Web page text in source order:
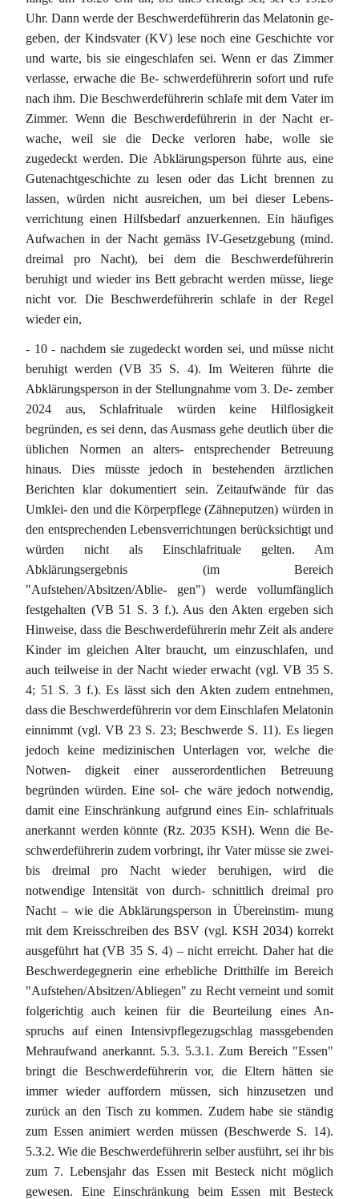
Uhr. Dann werde der Beschwerdeführerin das Melatonin ge-
geben, der Kindsvater (KV) lese noch eine Geschichte vor
und warte, bis sie eingeschlafen sei. Wenn er das Zimmer
verlasse, erwache die Be- schwerdeführerin sofort und rufe
nach ihm. Die Beschwerdeführerin schlafe mit dem Vater im
Zimmer. Wenn die Beschwerdeführerin in der Nacht er-
wache, weil sie die Decke verloren habe, wolle sie
zugedeckt werden. Die Abklärungsperson führte aus, eine
Gutenachtgeschichte zu lesen oder das Licht brennen zu
lassen, würden nicht ausreichen, um bei dieser Lebens-
verrichtung einen Hilfsbedarf anzuerkennen. Ein häufiges
Aufwachen in der Nacht gemäss IV-Gesetzgebung (mind.
dreimal pro Nacht), bei dem die Beschwerdeführerin
beruhigt und wieder ins Bett gebracht werden müsse, liege
nicht vor. Die Beschwerdeführerin schlafe in der Regel
wieder ein,
- 10 - nachdem sie zugedeckt worden sei, und müsse nicht
beruhigt werden (VB 35 S. 4). Im Weiteren führte die
Abklärungsperson in der Stellungnahme vom 3. De- zember
2024 aus, Schlafrituale würden keine Hilflosigkeit
begründen, es sei denn, das Ausmass gehe deutlich über die
üblichen Normen an alters- entsprechender Betreuung
hinaus. Dies müsste jedoch in bestehenden ärztlichen
Berichten klar dokumentiert sein. Zeitaufwände für das
Umklei- den und die Körperpflege (Zähneputzen) würden in
den entsprechenden Lebensverrichtungen berücksichtigt und
würden nicht als Einschlafrituale gelten. Am
Abklärungsergebnis (im Bereich
"Aufstehen/Absitzen/Ablie- gen") werde vollumfänglich
festgehalten (VB 51 S. 3 f.). Aus den Akten ergeben sich
Hinweise, dass die Beschwerdeführerin mehr Zeit als andere
Kinder im gleichen Alter braucht, um einzuschlafen, und
auch teilweise in der Nacht wieder erwacht (vgl. VB 35 S.
4; 51 S. 3 f.). Es lässt sich den Akten zudem entnehmen,
dass die Beschwerdeführerin vor dem Einschlafen Melatonin
einnimmt (vgl. VB 23 S. 23; Beschwerde S. 11). Es liegen
jedoch keine medizinischen Unterlagen vor, welche die
Notwen- digkeit einer ausserordentlichen Betreuung
begründen würden. Eine sol- che wäre jedoch notwendig,
damit eine Einschränkung aufgrund eines Ein- schlafrituals
anerkannt werden könnte (Rz. 2035 KSH). Wenn die Be-
schwerdeführerin zudem vorbringt, ihr Vater müsse sie zwei-
bis dreimal pro Nacht wieder beruhigen, wird die
notwendige Intensität von durch- schnittlich dreimal pro
Nacht – wie die Abklärungsperson in Übereinstim- mung
mit dem Kreisschreiben des BSV (vgl. KSH 2034) korrekt
ausgeführt hat (VB 35 S. 4) – nicht erreicht. Daher hat die
Beschwerdegegnerin eine erhebliche Dritthilfe im Bereich
"Aufstehen/Absitzen/Abliegen" zu Recht verneint und somit
folgerichtig auch keinen für die Beurteilung eines An-
spruchs auf einen Intensivpflegezugschlag massgebenden
Mehraufwand anerkannt. 5.3. 5.3.1. Zum Bereich "Essen"
bringt die Beschwerdeführerin vor, die Eltern hätten sie
immer wieder auffordern müssen, sich hinzusetzen und
zurück an den Tisch zu kommen. Zudem habe sie ständig
zum Essen animiert werden müssen (Beschwerde S. 14).
5.3.2. Wie die Beschwerdeführerin selber ausführt, sei ihr bis
zum 7. Lebensjahr das Essen mit Besteck nicht möglich
gewesen. Eine Einschränkung beim Essen mit Besteck